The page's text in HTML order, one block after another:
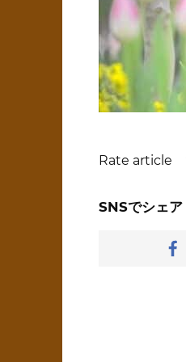
Rate article
SNSでシェア